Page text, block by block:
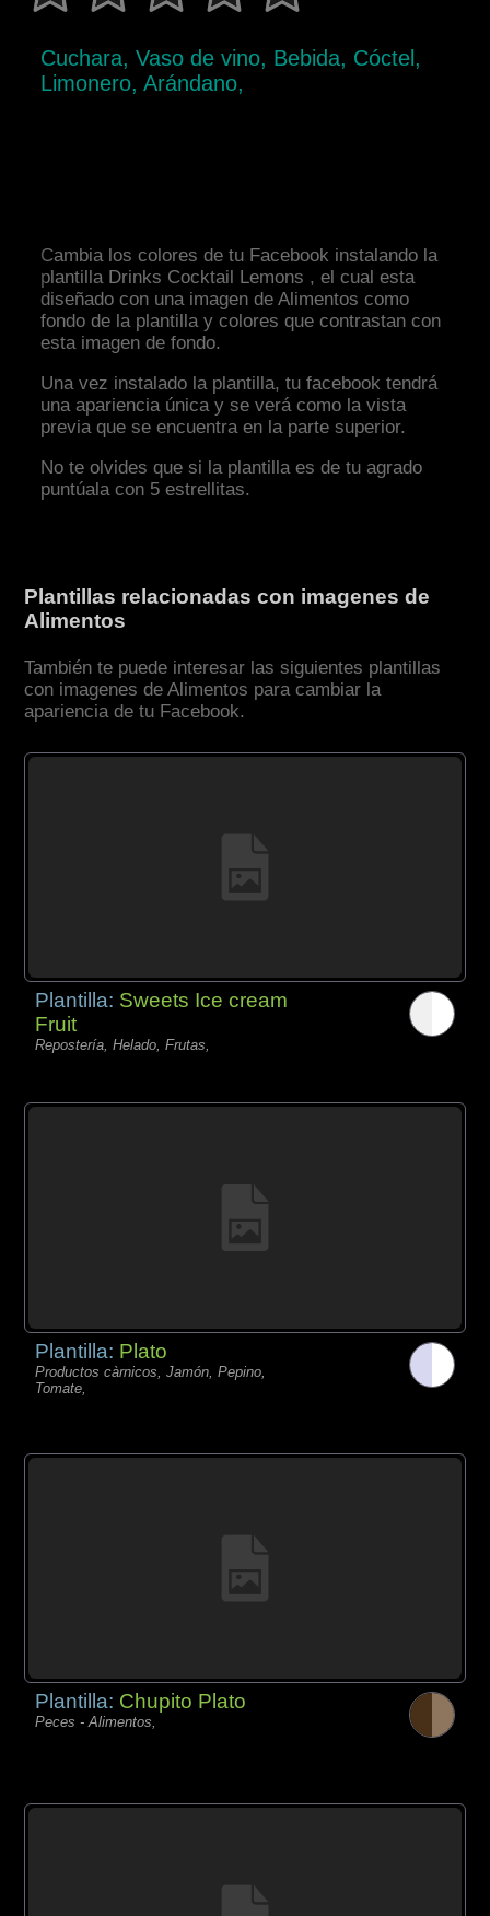
Cuchara, Vaso de vino, Bebida, Cóctel,
Limonero, Arándano,
Cambia los colores de tu Facebook instalando la
plantilla Drinks Cocktail Lemons , el cual esta
diseñado con una imagen de Alimentos como
fondo de la plantilla y colores que contrastan con
esta imagen de fondo.
Una vez instalado la plantilla, tu facebook tendrá
una apariencia única y se verá como la vista
previa que se encuentra en la parte superior.
No te olvides que si la plantilla es de tu agrado
puntúala con 5 estrellitas.
Plantillas relacionadas con imagenes de
Alimentos
También te puede interesar las siguientes plantillas
con imagenes de Alimentos para cambiar la
apariencia de tu Facebook.
Plantilla: Sweets Ice cream
Fruit
Repostería, Helado, Frutas,
Plantilla: Plato
Productos càrnicos, Jamón, Pepino,
Tomate,
Plantilla: Chupito Plato
Peces - Alimentos,